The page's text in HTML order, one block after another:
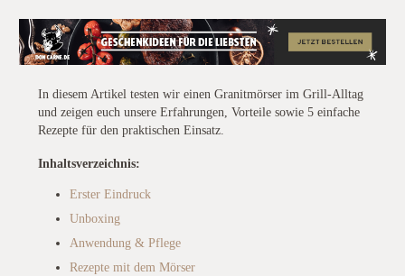
In diesem Artikel testen wir einen Granitmörser im Grill-Alltag
und zeigen euch unsere Erfahrungen, Vorteile sowie 5 einfache
Rezepte für den praktischen Einsatz.
Inhaltsverzeichnis:
Erster Eindruck
Unboxing
Anwendung & Pflege
Rezepte mit dem Mörser